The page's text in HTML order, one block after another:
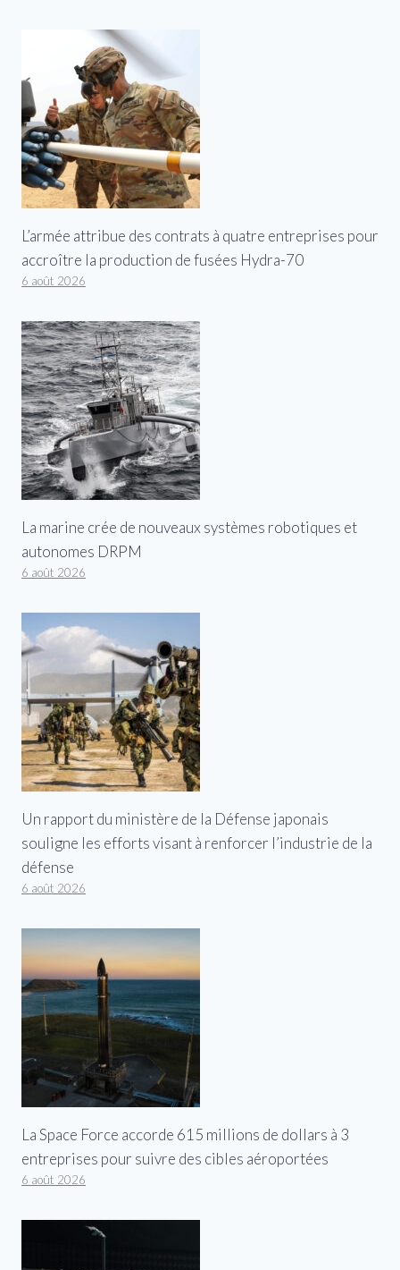
L’armée attribue des contrats à quatre entreprises pour
accroître la production de fusées Hydra-70
6 août 2026
La marine crée de nouveaux systèmes robotiques et
autonomes DRPM
6 août 2026
Un rapport du ministère de la Défense japonais
souligne les efforts visant à renforcer l’industrie de la
défense
6 août 2026
La Space Force accorde 615 millions de dollars à 3
entreprises pour suivre des cibles aéroportées
6 août 2026